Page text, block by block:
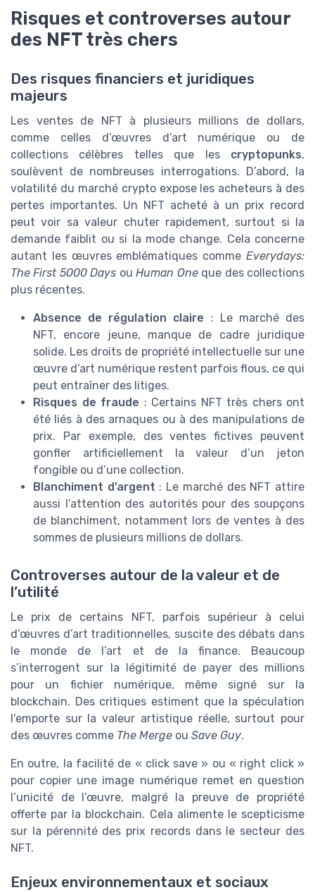
Risques et controverses autour
des NFT très chers
Des risques financiers et juridiques
majeurs
Les ventes de NFT à plusieurs millions de dollars,
comme celles d’œuvres d’art numérique ou de
collections célèbres telles que les cryptopunks,
soulèvent de nombreuses interrogations. D’abord, la
volatilité du marché crypto expose les acheteurs à des
pertes importantes. Un NFT acheté à un prix record
peut voir sa valeur chuter rapidement, surtout si la
demande faiblit ou si la mode change. Cela concerne
autant les œuvres emblématiques comme Everydays:
The First 5000 Days ouHuman Oneque des collections
plus récentes.
Absence de régulation claire : Le marché des
NFT, encore jeune, manque de cadre juridique
solide. Les droits de propriété intellectuelle sur une
œuvre d’art numérique restent parfois flous, ce qui
peut entraîner des litiges.
Risques de fraude : Certains NFT très chers ont
été liés à des arnaques ou à des manipulations de
prix. Par exemple, des ventes fictives peuvent
gonfler artificiellement la valeur d’un jeton
fongible ou d’une collection.
Blanchiment d’argent : Le marché des NFT attire
aussi l’attention des autorités pour des soupçons
de blanchiment, notamment lors de ventes à des
sommes de plusieurs millions de dollars.
Controverses autour de la valeur et de
l’utilité
Le prix de certains NFT, parfois supérieur à celui
d’œuvres d’art traditionnelles, suscite des débats dans
le monde de l’art et de la finance. Beaucoup
s’interrogent sur la légitimité de payer des millions
pour un fichier numérique, même signé sur la
blockchain. Des critiques estiment que la spéculation
l’emporte sur la valeur artistique réelle, surtout pour
des œuvres comme The Merge ou Save Guy.
En outre, la facilité de « click save » ou « right click »
pour copier une image numérique remet en question
l’unicité de l’œuvre, malgré la preuve de propriété
offerte par la blockchain. Cela alimente le scepticisme
sur la pérennité des prix records dans le secteur des
NFT.
Enjeux environnementaux et sociaux